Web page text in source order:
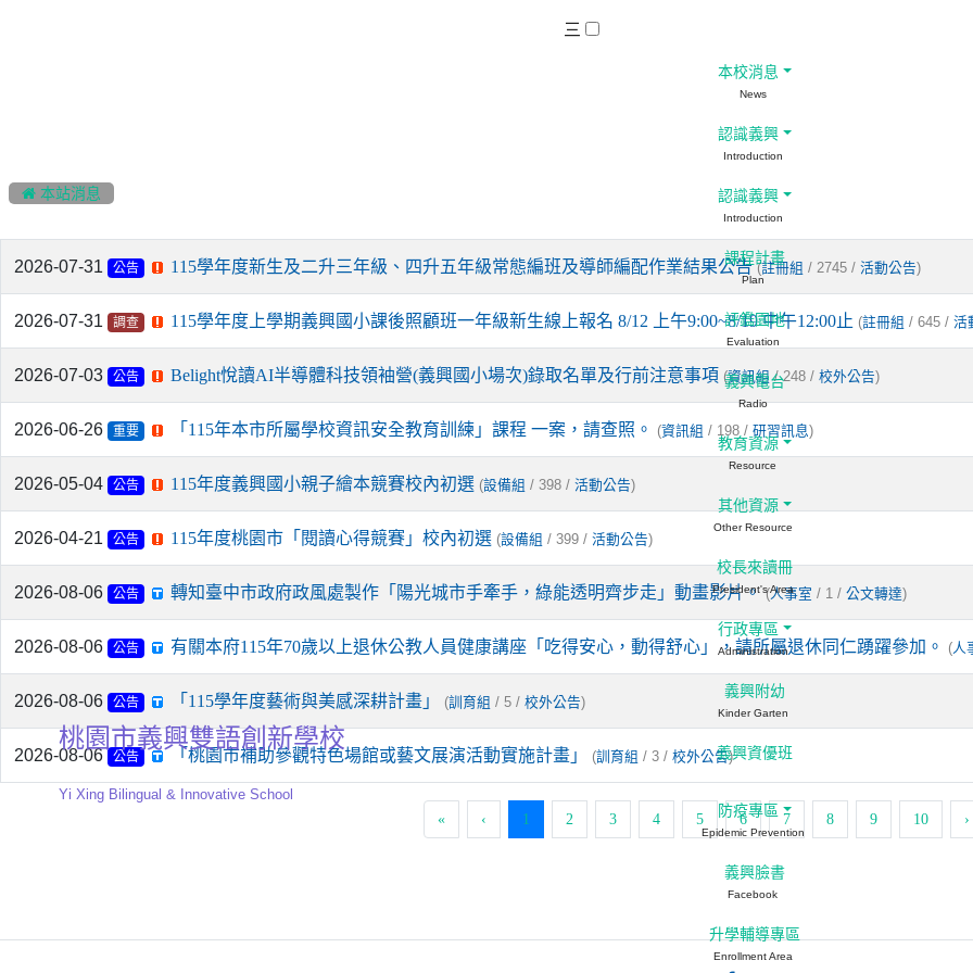
 本站消息
2026-07-31 公告 115學年度新生及二升三年級、四升五年級常態編班及導師編配作業結果公告 (註冊組 / 2745 / 活動公告)
2026-07-31 調查 115學年度上學期義興國小課後照顧班一年級新生線上報名 8/12 上午9:00~8/19 中午12:00止 (註冊組 / 645 / 活
2026-07-03 公告 Belight悅讀AI半導體科技領袖營(義興國小場次)錄取名單及行前注意事項 (資訊組/ 248 / 校外公告)
2026-06-26 重要 「115年本市所屬學校資訊安全教育訓練」課程 一案，請查照。 (資訊組 / 198 / 研習訊息)
2026-05-04 公告 115年度義興國小親子繪本競賽校內初選 (設備組 / 398 / 活動公告)
2026-04-21 公告 115年度桃園市「閱讀心得競賽」校內初選 (設備組 / 399 / 活動公告)
2026-08-06 公告 轉知臺中市政府政風處製作「陽光城市手牽手，綠能透明齊步走」動畫影片。 (人事室 / 1 / 公文轉達)
2026-08-06 公告 有關本府115年70歲以上退休公教人員健康講座「吃得安心，動得舒心」，請所屬退休同仁踴躍參加。 (人
2026-08-06 公告 「115學年度藝術與美感深耕計畫」 (訓育組 / 5 / 校外公告)
2026-08-06 公告 「桃園市補助參觀特色場館或藝文展演活動實施計畫」 (訓育組 / 3 / 校外公告)
« ‹ 1 (current)
2 3 4 5 6 7 8 9 10 ›
桃園市義興雙語創新學校
Yi Xing Bilingual & Innovative School
三
本校消息
News
認識義興
Introduction
認識義興
Introduction
課程計畫
Plan
評鑑園地
Evaluation
義興電台
Radio
教育資源
Resource
其他資源
Other Resource
校長來讀冊
President's Area
行政專區
Administration
義興附幼
Kinder Garten
義興資優班
防疫專區
Epidemic Prevention
義興臉書
Facebook
升學輔導專區
Enrollment Area